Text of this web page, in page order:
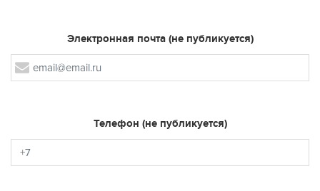
Электронная почта (не публикуется)
Телефон (не публикуется)